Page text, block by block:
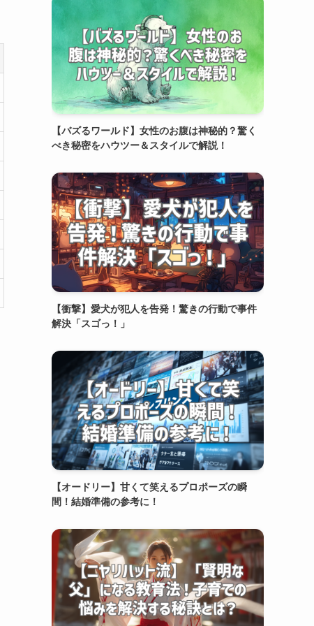
【バズるワールド】女性のお腹は神秘的？驚く
べき秘密をハウツー＆スタイルで解説！
【衝撃】愛犬が犯人を告発！驚きの行動で事件
解決「スゴっ！」
【オードリー】甘くて笑えるプロポーズの瞬
間！結婚準備の参考に！